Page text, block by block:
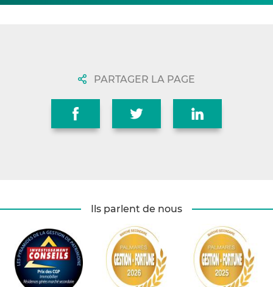
PARTAGER LA PAGE
Ils parlent de nous